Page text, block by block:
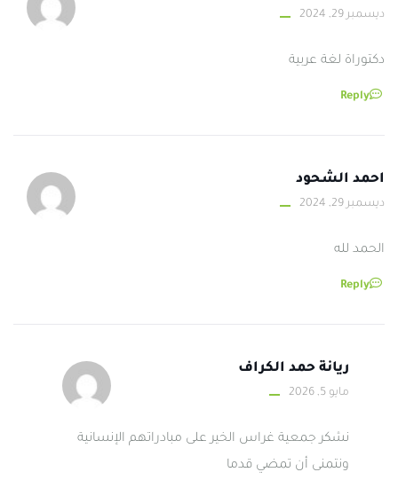
ديسمبر 29, 2024
دكتوراة لغة عربية
Reply
احمد الشحود
ديسمبر 29, 2024
الحمد لله
Reply
ريانة حمد الكراف
مايو 5, 2026
نشكر جمعية غراس الخير على مبادراتهم الإنسانية
ونتمنى أن تمضي قدما